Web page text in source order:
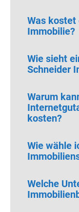
Was
Immobilie?
Wie sieht
Schneider
Warum
kosten?
Wie wähle
Welche